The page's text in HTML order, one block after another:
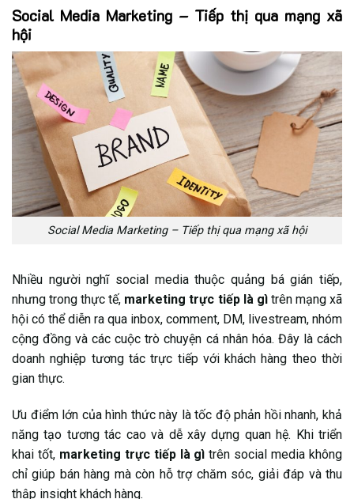
Social Media Marketing – Tiếp thị qua mạng xã
hội
Social Media Marketing – Tiếp thị qua mạng xã hội
Nhiều người nghĩ social media thuộc quảng bá gián tiếp,
nhưng trong thực tế, marketing trực tiếp là gìtrên mạng xã
hội có thể diễn ra qua inbox, comment, DM, livestream, nhóm
cộng đồng và các cuộc trò chuyện cá nhân hóa. Đây là cách
doanh nghiệp tương tác trực tiếp với khách hàng theo thời
gian thực.
Ưu điểm lớn của hình thức này là tốc độ phản hồi nhanh, khả
năng tạo tương tác cao và dễ xây dựng quan hệ. Khi triển
khai tốt, marketing trực tiếp là gì trên social media không
chỉ giúp bán hàng mà còn hỗ trợ chăm sóc, giải đáp và thu
thập insight khách hàng.